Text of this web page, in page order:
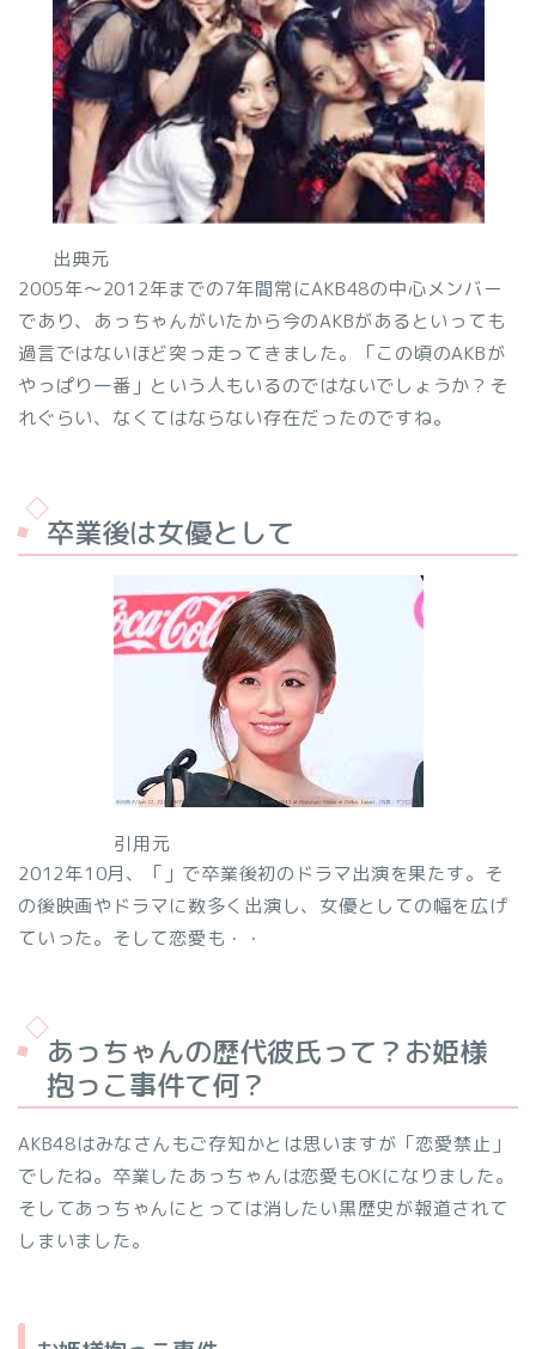
出典元
2005年～2012年までの7年間常にAKB48の中心メンバー
であり、あっちゃんがいたから今のAKBがあるといっても
過言ではないほど突っ走ってきました。「この頃のAKBが
やっぱり一番」という人もいるのではないでしょうか？そ
れぐらい、なくてはならない存在だったのですね。
卒業後は女優として
引用元
2012年10月、「 」で卒業後初のドラマ出演を果たす。そ
の後映画やドラマに数多く出演し、女優としての幅を広げ
ていった。そして恋愛も・・
あっちゃんの歴代彼氏って？お姫様
抱っこ事件て何？
AKB48はみなさんもご存知かとは思いますが「恋愛禁止」
でしたね。卒業したあっちゃんは恋愛もOKになりました。
そしてあっちゃんにとっては消したい黒歴史が報道されて
しまいました。